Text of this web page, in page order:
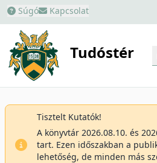
Súgó Kapcsolat
Tudóstér
Tisztelt Kutatók!
A könyvtár 2026.08.10. és
tart. Ezen időszakban a
lehetőség, de minden más